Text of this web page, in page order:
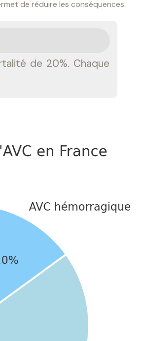
de réduire les conséquences.
de 20%. Chaque